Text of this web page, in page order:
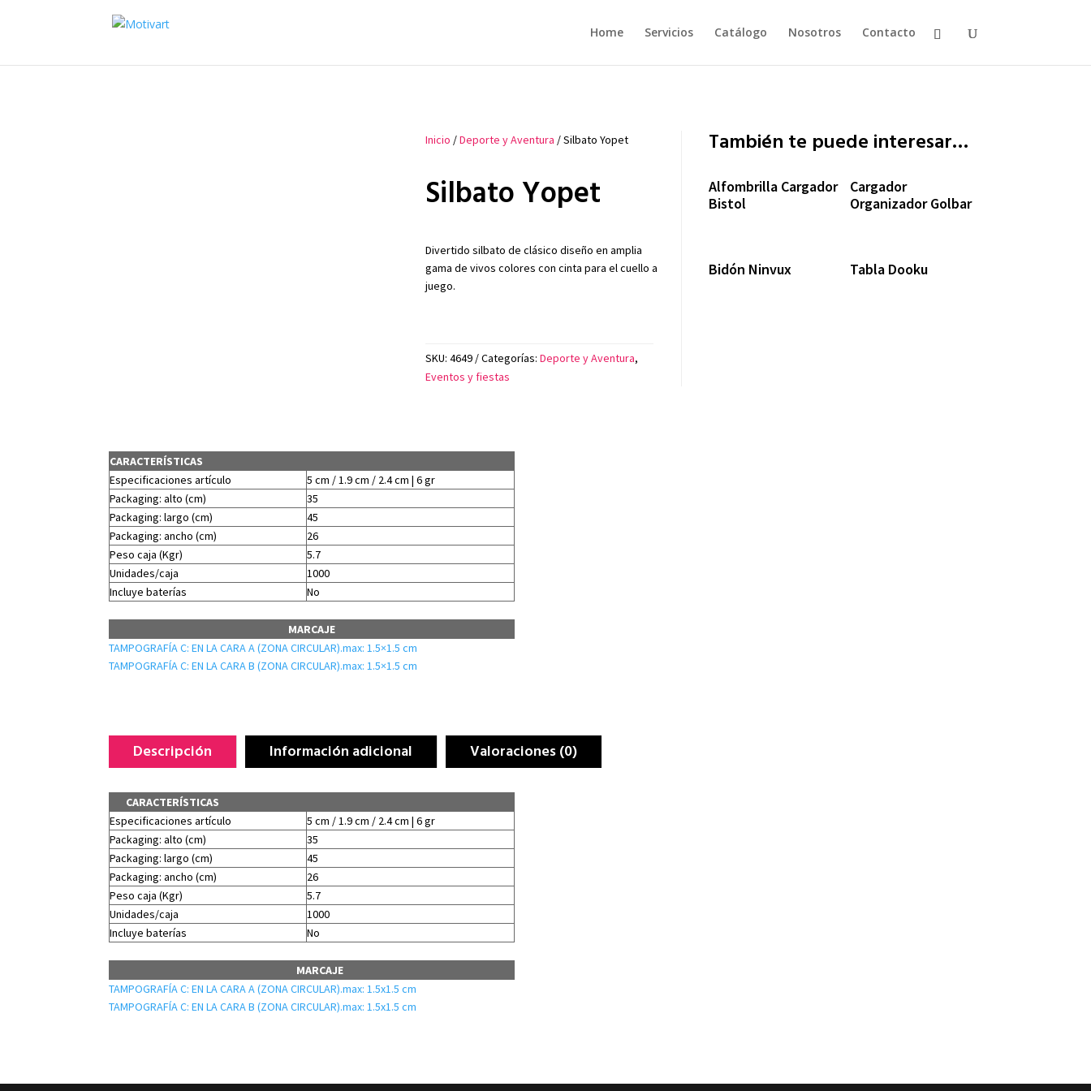
Home Servicios Catálogo Nosotros Contacto
Inicio /Deporte y Aventura / Silbato Yopet
Silbato Yopet
Divertido silbato de clásico diseño en amplia
gama de vivos colores con cinta para el cuello a
juego.
SKU: 4649 Categorías: Deporte y Aventura,
Eventos y fiestas
También te puede interesar…
Alfombrilla Cargador
Bistol
Cargador
Organizador Golbar
Bidón Ninvux Tabla Dooku
CARACTERÍSTICAS
Especificaciones artículo
5 cm / 1.9 cm / 2.4 cm | 6 gr
Packaging: alto (cm)
35
Packaging: largo (cm)
45
Packaging: ancho (cm)
26
Peso caja (Kgr)
5.7
Unidades/caja
1000
Incluye baterías
No
MARCAJE
TAMPOGRAFÍA C: EN LA CARA A (ZONA CIRCULAR).max: 1.5×1.5 cm
TAMPOGRAFÍA C: EN LA CARA B (ZONA CIRCULAR).max: 1.5×1.5 cm
Descripción Información adicional Valoraciones (0)
CARACTERÍSTICAS
Especificaciones artículo
5 cm / 1.9 cm / 2.4 cm | 6 gr
Packaging: alto (cm)
35
Packaging: largo (cm)
45
Packaging: ancho (cm)
26
Peso caja (Kgr)
5.7
Unidades/caja
1000
Incluye baterías
No
MARCAJE
TAMPOGRAFÍA C: EN LA CARA A (ZONA CIRCULAR).max: 1.5x1.5 cm
TAMPOGRAFÍA C: EN LA CARA B (ZONA CIRCULAR).max: 1.5x1.5 cm